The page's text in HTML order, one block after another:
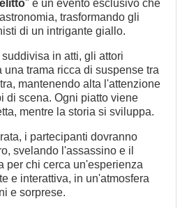
" è un evento esclusivo che
trasformando gli
di un intrigante giallo.
in atti, gli attori
una trama ricca di suspense tra
mantenendo alta l'attenzione
di scena. Ogni piatto viene
mentre la storia si sviluppa.
i partecipanti dovranno
svelando l'assassino e il
per chi cerca un'esperienza
e interattiva, in un'atmosfera
e sorprese.